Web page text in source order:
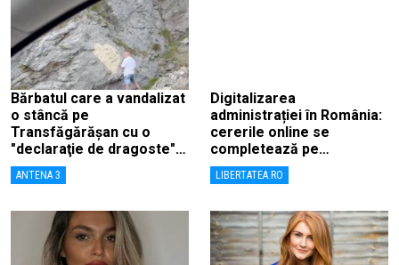
Bărbatul care a vandalizat
o stâncă pe
Transfăgărășan cu o
"declaraţie de dragoste" e
căutat de poliție și
comisarii de mediu
ANTENA 3
Digitalizarea
administrației în România:
cererile online se
completează pe
calculatoarele de la
ghișee
LIBERTATEA.RO